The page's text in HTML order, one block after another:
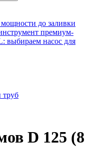
до заливки
премиум-
выбираем насос для
труб
D 125 (8